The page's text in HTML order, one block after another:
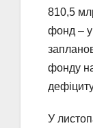
810,5
фонд – у
фонду
У